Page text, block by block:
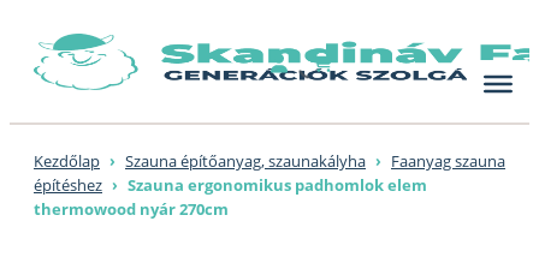
content
Kezdőlap › Szauna építőanyag, szaunakályha › Faanyag szauna
építéshez › Szauna ergonomikus padhomlok elem
thermowood nyár 270cm